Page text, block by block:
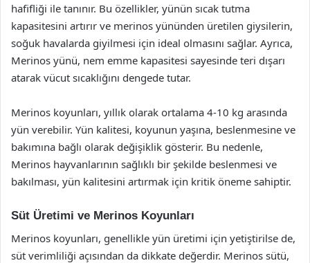
hafifliği ile tanınır. Bu özellikler, yünün sıcak tutma
kapasitesini artırır ve merinos yününden üretilen giysilerin,
soğuk havalarda giyilmesi için ideal olmasını sağlar. Ayrıca,
Merinos yünü, nem emme kapasitesi sayesinde teri dışarı
atarak vücut sıcaklığını dengede tutar.
Merinos koyunları, yıllık olarak ortalama 4-10 kg arasında
yün verebilir. Yün kalitesi, koyunun yaşına, beslenmesine ve
bakımına bağlı olarak değişiklik gösterir. Bu nedenle,
Merinos hayvanlarının sağlıklı bir şekilde beslenmesi ve
bakılması, yün kalitesini artırmak için kritik öneme sahiptir.
Süt Üretimi ve Merinos Koyunları
Merinos koyunları, genellikle yün üretimi için yetiştirilse de,
süt verimliliği açısından da dikkate değerdir. Merinos sütü,